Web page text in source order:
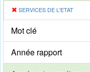
SERVICES DE L'ETAT
Mot clé
Année rapport